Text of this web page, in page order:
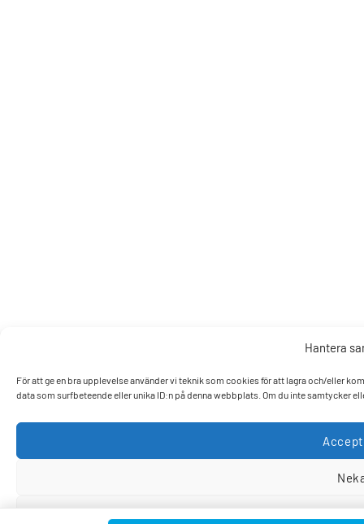
Hantera
För att ge en bra upplevelse använder vi teknik som cookies för att lagra och/eller
data som surfbeteende eller unika ID:n på denna webbplats. Om du inte samtycker